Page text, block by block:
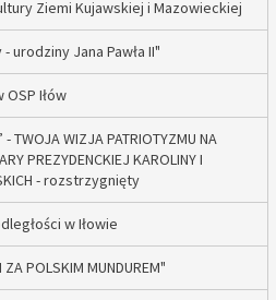
Ziemi Kujawskiej i Mazowieckiej
urodziny Jana Pawła II"
Iłów
WIZJA PATRIOTYZMU NA
PREZYDENCKIEJ KAROLINY I
- rozstrzygnięty
w Iłowie
POLSKIM MUNDUREM"